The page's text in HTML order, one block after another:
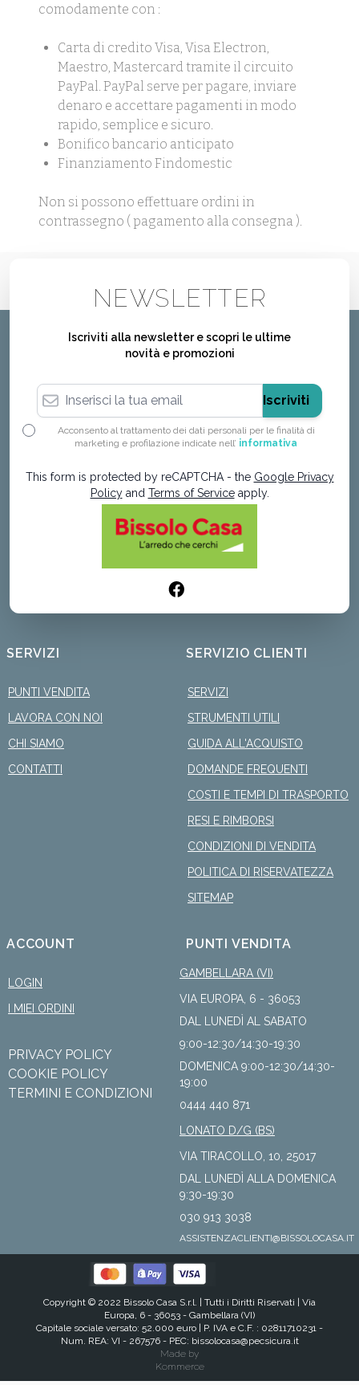
comodamente con :
Carta di credito Visa, Visa Electron,
Maestro, Mastercard tramite il circuito
PayPal. PayPal serve per pagare, inviare
denaro e accettare pagamenti in modo
rapido, semplice e sicuro.
Bonifico bancario anticipato
Finanziamento Findomestic
Non si possono effettuare ordini in
contrassegno ( pagamento alla consegna ).
SERVIZI
PUNTI VENDITA
LAVORA CON NOI
CHI SIAMO
CONTATTI
SERVIZIO CLIENTI
SERVIZI
STRUMENTI UTILI
GUIDA ALL'ACQUISTO
DOMANDE FREQUENTI
COSTI E TEMPI DI TRASPORTO
RESI E RIMBORSI
CONDIZIONI DI VENDITA
POLITICA DI RISERVATEZZA
SITEMAP
NEWSLETTER
Iscriviti alla newsletter e scopri le ultime
novità e promozioni
Indirizzo email
Iscriviti
Acconsento al trattamento dei dati personali per le finalità di
marketing e profilazione indicate nell’ informativa
This form is protected by reCAPTCHA - the Google Privacy
Policyand Terms of Serviceapply.
ACCOUNT
LOGIN
I MIEI ORDINI
PRIVACY POLICY
COOKIE POLICY
TERMINI E CONDIZIONI
PUNTI VENDITA
GAMBELLARA (VI)
VIA EUROPA, 6 - 36053
DAL LUNEDÌ AL SABATO
9:00-12:30/14:30-19:30
DOMENICA 9:00-12:30/14:30-
19:00
0444 440 871
LONATO D/G (BS)
VIA TIRACOLLO, 10, 25017
DAL LUNEDÌ ALLA DOMENICA
9:30-19:30
030 913 3038
ASSISTENZACLIENTI@BISSOLOCASA.IT
Copyright © 2022 Bissolo Casa S.r.l. | Tutti i Diritti Riservati | Via
Europa, 6 - 36053 - Gambellara (VI)
Capitale sociale versato: 52.000 euro | P. IVA e C.F. : 02811710231 -
Num. REA: VI - 267576 - PEC: bissolocasa@pecsicura.it
Made by
Kommerce